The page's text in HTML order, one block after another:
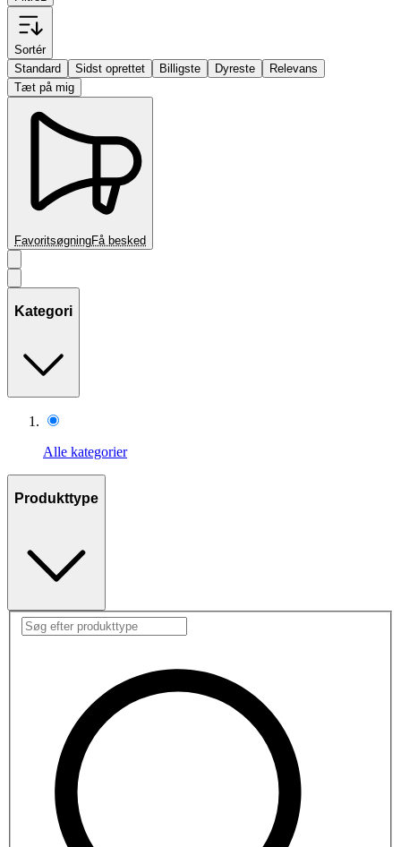
Sortér
Standard
Sidst oprettet Billigste Dyreste
Relevans
Tæt på mig
FavoritsøgningFå besked
Kategori
Alle kategorier
Produkttype